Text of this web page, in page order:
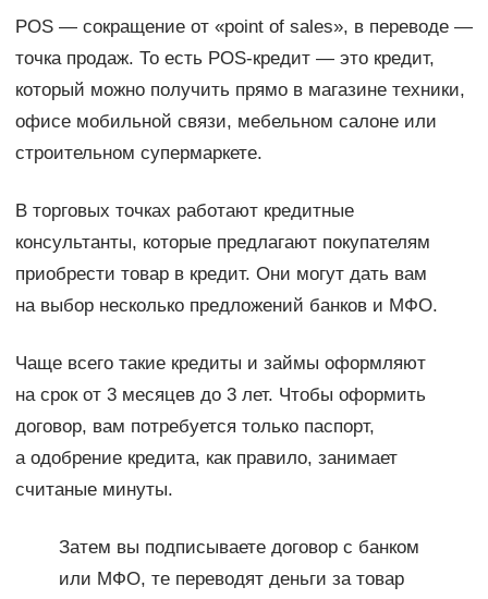
POS — сокращение от «point of sales», в переводе —
точка продаж. То есть POS-кредит — это кредит,
который можно получить прямо в магазине техники,
офисе мобильной связи, мебельном салоне или
строительном супермаркете.
В торговых точках работают кредитные
консультанты, которые предлагают покупателям
приобрести товар в кредит. Они могут дать вам
на выбор несколько предложений банков и МФО.
Чаще всего такие кредиты и займы оформляют
на срок от 3 месяцев до 3 лет. Чтобы оформить
договор, вам потребуется только паспорт,
а одобрение кредита, как правило, занимает
считаные минуты.
Затем вы подписываете договор с банком
или МФО, те переводят деньги за товар